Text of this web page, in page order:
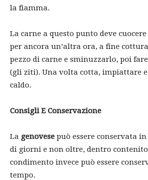
la fiamma.
La carne a questo punto deve
per ancora un’altra ora, a fine
pezzo di carne e sminuzzarlo, poi
(gli ziti). Una volta cotta, impiattare
caldo.
Consigli E Conservazione
La genovese può essere conservata
di giorni e non oltre, dentro
condimento invece può essere
tempo.